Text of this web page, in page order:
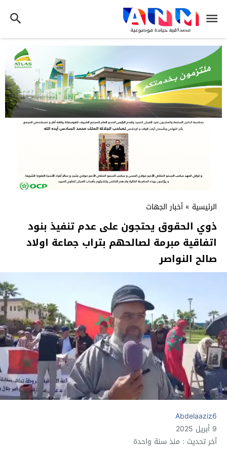
الرئيسية » أخبار الجهات
ذوي الحقوق يحتجون على عدم تنفيذ بنود
اتفاقية مبرمة لصالحهم بتراب جماعة اولاد
صالح النواصر
Abdelaaziz6
9 أبريل 2025
آخر تحديث : منذ سنة واحدة